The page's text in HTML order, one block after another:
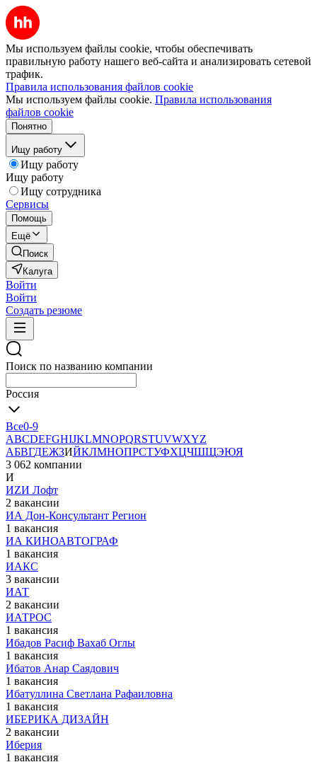
Мы используем файлы cookie, чтобы обеспечивать
правильную работу нашего веб-сайта и анализировать сетевой
трафик.
Правила использования файлов cookie
Мы используем файлы cookie. Правила использования
файлов cookie
Понятно
Ищу работу
Ищу работу
Ищу работу
Ищу сотрудника
Сервисы
Помощь
Ещё
Поиск
Калуга
Войти
Войти
Создать резюме
Поиск по названию компании
Россия
Все0-9
ABCDEFGHIJKLMNOPQRSTUVWXYZ
АБВГДЕЖЗИЙКЛМНОПРСТУФХЦЧШЩЭЮЯ
3 062 компании
И
ИZИ Лофт
2 вакансии
ИА Дон-Консультант Регион
1 вакансия
ИА КИНОАВТОГРАФ
1 вакансия
ИАКС
3 вакансии
ИАТ
2 вакансии
ИАТРОС
1 вакансия
Ибадов Расиф Вахаб Оглы
1 вакансия
Ибатов Анар Саядович
1 вакансия
Ибатуллина Светлана Рафаиловна
1 вакансия
ИБЕРИКА ДИЗАЙН
2 вакансии
Иберия
1 вакансия